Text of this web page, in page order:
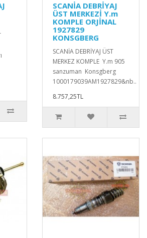
SCANİA DEBRİYAJ
ÜST MERKEZİ Y.m
KOMPLE ORJİNAL
1927829
KONSGBERG
SCANİA DEBRİYAJ ÜST
MERKEZ KOMPLE Y.m 905
sanzuman Konsgberg
1000179039AM1927829&nb..
8.757,25TL